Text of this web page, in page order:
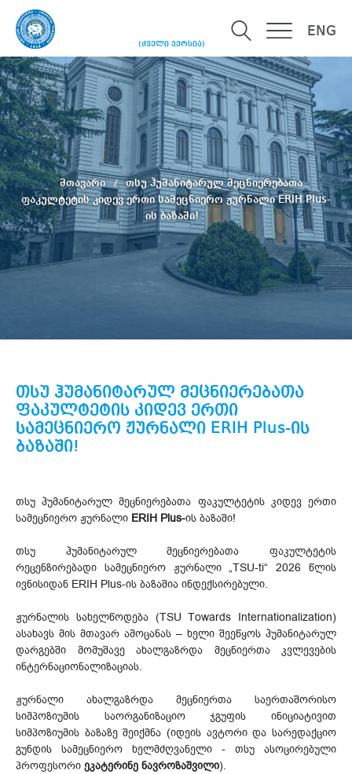
(ძველი ვერსია)
ENG
მთავარი
თსუ ჰუმანიტარულ მეცნიერებათა
ფაკულტეტის კიდევ ერთი სამეცნიერო ჟურნალი ERIH Plus-
ის ბაზაში!
თსუ ჰუმანიტარულ მეცნიერებათა
ფაკულტეტის კიდევ ერთი
სამეცნიერო ჟურნალი ERIH Plus-ის
ბაზაში!
თსუ ჰუმანიტარულ მეცნიერებათა ფაკულტეტის კიდევ ერთი
სამეცნიერო ჟურნალი ERIH Plus-ის ბაზაში!
თსუ ჰუმანიტარულ მეცნიერებათა ფაკულტეტის
რეცენზირებადი სამეცნიერო ჟურნალი „TSU-ti“ 2026 წლის
ივნისიდან ERIH Plus-ის ბაზაშია ინდექსირებული.
ჟურნალის სახელწოდება (TSU Towards Internationalization)
ასახავს მის მთავარ ამოცანას – ხელი შეეწყოს ჰუმანიტარულ
დარგებში მომუშავე ახალგაზრდა მეცნიერთა კვლევების
ინტერნაციონალიზაციას.
ჟურნალი ახალგაზრდა მეცნიერთა საერთაშორისო
სიმპოზიუმის საორგანიზაციო ჯგუფის ინიციატივით
სიმპოზიუმის ბაზაზე შეიქმნა (იდეის ავტორი და სარედაქციო
გუნდის სამეცნიერო ხელმძღვანელი - თსუ ასოცირებული
პროფესორი ეკატერინე ნავროზაშვილი).